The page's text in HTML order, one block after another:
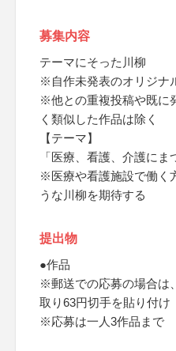
募集内容
テーマにそった川柳
※自作未発表のオリジナ
※他との重複投稿や既に
く類似した作品は除く
【テーマ】
「医療、看護、介護にま
※医療や看護施設で働く
うな川柳を期待する
提出物
●作品
※郵送での応募の場合は
取り63円切手を貼り付け
※応募は一人3作品まで